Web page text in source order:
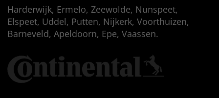
Harderwijk, Ermelo, Zeewolde, Nunspeet,
Elspeet, Uddel, Putten, Nijkerk, Voorthuizen,
Barneveld, Apeldoorn, Epe, Vaassen.